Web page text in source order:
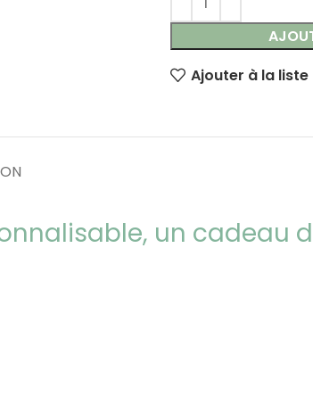
Ajouter à la
un cadeau